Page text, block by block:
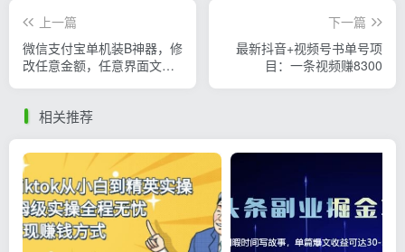
上一篇
微信支付宝单机装B神器，修
改任意金额，任意界面文字
下一篇
最新抖音+视频号书单号项
目：一条视频赚8300
相关推荐